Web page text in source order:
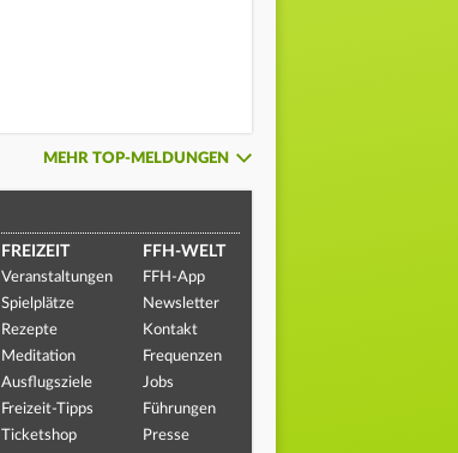
MEHR TOP-MELDUNGEN
FREIZEIT
Veranstaltungen
Spielplätze
Rezepte
Meditation
Ausflugsziele
Freizeit-Tipps
Ticketshop
FFH-WELT
FFH-App
Newsletter
Kontakt
Frequenzen
Jobs
Führungen
Presse